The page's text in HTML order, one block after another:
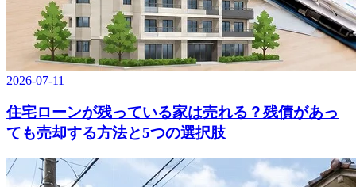
2026-07-11
住宅ローンが残っている家は売れる？残債があっ
ても売却する方法と5つの選択肢